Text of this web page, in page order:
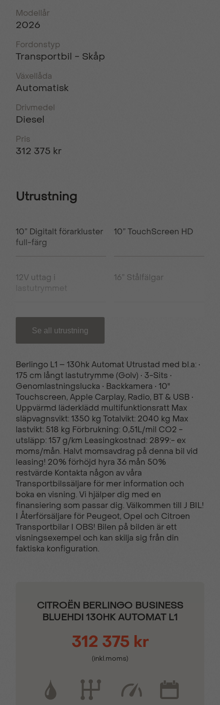
Modellår
2026
Fordonstyp
Transportbil - Skåp
Växellåda
Automatisk
Drivmedel
Diesel
Pris
312 375 kr
Utrustning
10” Digitalt förarkluster
full-färg
10” TouchScreen HD
12V uttag i
lastutrymmet
16” Stålfälgar
bakdörrar
4 st Lastöglor 6st Fästöglor i golvet
ABS (låsningsfria
bromsar)
Advanced Comfort
(Komfortsoffa)
Advanced Emergency
braking system
Automatisk
helljusassistent
Automatisk
klimatanläggning
Belysning i
lastutrymmet
Belysning i skåp Bluetooth & USB
Digital serviceindikator Dimstrålkastare
Dödavinkelvarnare Elektrisk startspärr
Eljusterbara
sidospeglar
Eluppvärmd vindruta
Se all utrustning
Berlingo L1 – 130hk Automat Utrustad med bl.a: •
175 cm långt lastutrymme (Golv) • 3-Sits •
Genomlastningslucka • Backkamera • 10"
Touchscreen, Apple Carplay, Radio, BT & USB •
Uppvärmd läderklädd multifunktionsratt Max
släpvagnsvikt: 1350 kg Totalvikt: 2040 kg Max
lastvikt: 518 kg Förbrukning: 0,51L/mil CO2 -
utsläpp: 157 g/km Leasingkostnad: 2899:- ex
moms/mån. Halvt momsavdrag på denna bil vid
leasing! 20% förhöjd hyra 36 mån 50%
restvärde Kontakta någon av våra
Transportbilssäljare för mer information och
boka en visning. Vi hjälper dig med en
finansiering som passar dig. Välkommen till J BIL!
I Återförsäljare för Peugeot, Opel och Citroen
Transportbilar I OBS! Bilen på bilden är ett
visningsexempel och kan skilja sig från din
faktiska konfiguration.
CITROËN BERLINGO BUSINESS
BLUEHDI 130HK AUTOMAT L1
312 375 kr
(inkl.moms)